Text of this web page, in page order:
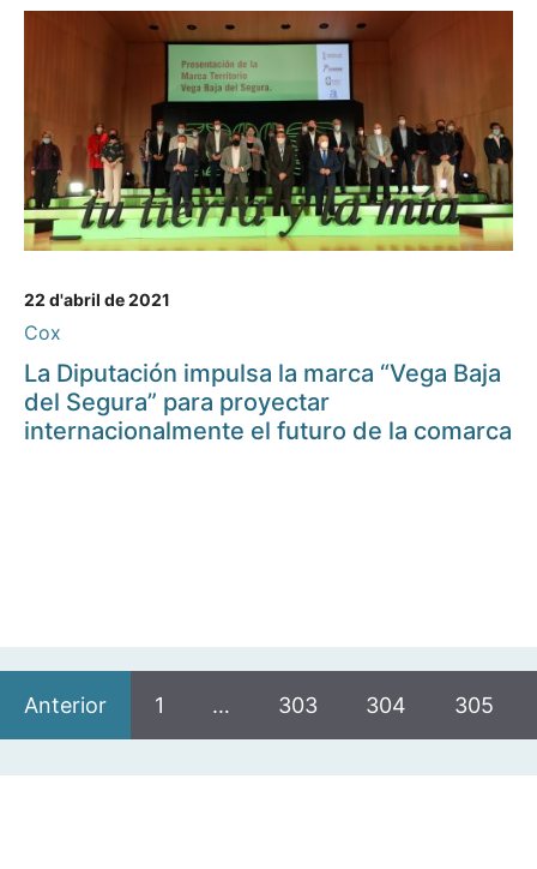
22 d'abril de 2021
Cox
La Diputación impulsa la marca “Vega Baja
del Segura” para proyectar
internacionalmente el futuro de la comarca
Anterior 1 … 303 304 305